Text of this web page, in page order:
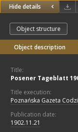
Hide details
Object structure
Object description
Title:
Posener Tageblatt
Title execution:
Poznańska Gazeta
Publication date:
1902.11.21